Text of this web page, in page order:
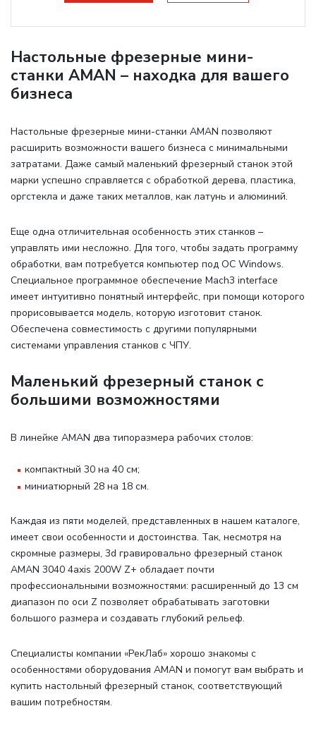
Настольные фрезерные мини-
станки AMAN – находка для вашего
бизнеса
Настольные фрезерные мини-станки AMAN позволяют
расширить возможности вашего бизнеса с минимальными
затратами. Даже самый маленький фрезерный станок этой
марки успешно справляется с обработкой дерева, пластика,
оргстекла и даже таких металлов, как латунь и алюминий.
Еще одна отличительная особенность этих станков –
управлять ими несложно. Для того, чтобы задать программу
обработки, вам потребуется компьютер под ОС Windows.
Специальное программное обеспечение Mach3 interface
имеет интуитивно понятный интерфейс, при помощи которого
прорисовывается модель, которую изготовит станок.
Обеспечена совместимость с другими популярными
системами управления станков с ЧПУ.
Маленький фрезерный станок с
большими возможностями
В линейке AMAN два типоразмера рабочих столов:
компактный 30 на 40 см;
миниатюрный 28 на 18 см.
Каждая из пяти моделей, представленных в нашем каталоге,
имеет свои особенности и достоинства. Так, несмотря на
скромные размеры, 3d гравировально фрезерный станок
AMAN 3040 4axis 200W Z+ обладает почти
профессиональными возможностями: расширенный до 13 см
диапазон по оси Z позволяет обрабатывать заготовки
большого размера и создавать глубокий рельеф.
Специалисты компании «РекЛаб» хорошо знакомы с
особенностями оборудования AMAN и помогут вам выбрать и
купить настольный фрезерный станок, соответствующий
вашим потребностям.